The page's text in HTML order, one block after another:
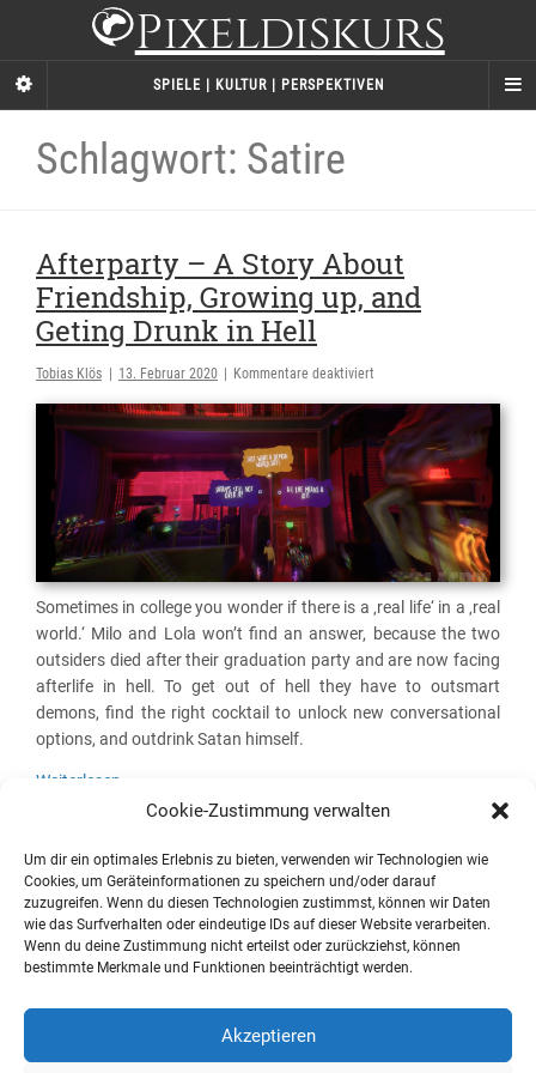
Cookie-Zustimmung verwalten
Um dir ein optimales Erlebnis zu bieten, verwenden wir Technologien wie
Cookies, um Geräteinformationen zu speichern und/oder darauf
zuzugreifen. Wenn du diesen Technologien zustimmst, können wir Daten
wie das Surfverhalten oder eindeutige IDs auf dieser Website verarbeiten.
Wenn du deine Zustimmung nicht erteilst oder zurückziehst, können
bestimmte Merkmale und Funktionen beeinträchtigt werden.
Akzeptieren
Pixeldiskurs
SPIELE | KULTUR | PERSPEKTIVEN
Schlagwort: Satire
Afterparty – A Story About
Friendship, Growing up, and
Geting Drunk in Hell
Tobias Klös 13. Februar 2020 Kommentare deaktiviert
A
Story
About
Friendship,
Growing
up,
and
Geting
Drunk
Hell
Sometimes in college you wonder if there is a ‚real life‘ in a ‚real
world.‘ Milo and Lola won’t find an answer, because the two
outsiders died after their graduation party and are now facing
afterlife in hell. To get out of hell they have to outsmart
demons, find the right cocktail to unlock new conversational
options, and outdrink Satan himself.
Weiterlesen
Pixeldiskurs-Podcast #64 – Grand
Theft Satire
Sophie Bömer ,Stefan Heinrich Simond und Tobias Klös | 8. Oktober 2017
Hinweis: Diese Folge des Pixeldiskurs-Podcast ist
mittlerweile im/media/reparchiviert.